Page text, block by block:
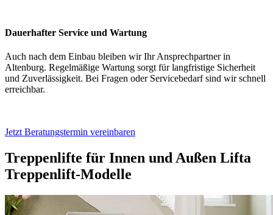
Dauerhafter Service und Wartung
Auch nach dem Einbau bleiben wir Ihr Ansprechpartner in
Altenburg. Regelmäßige Wartung sorgt für langfristige Sicherheit
und Zuverlässigkeit. Bei Fragen oder Servicebedarf sind wir schnell
erreichbar.
Jetzt Beratungstermin vereinbaren
Treppenlifte für Innen und Außen Lifta
Treppenlift-Modelle